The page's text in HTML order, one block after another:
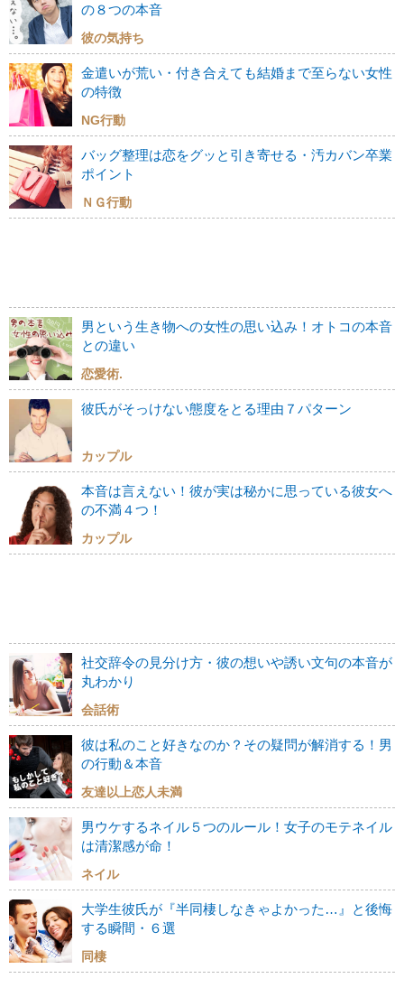
の８つの本音
彼の気持ち
金遣いが荒い・付き合えても結婚まで至らない女性
の特徴
NG行動
バッグ整理は恋をグッと引き寄せる・汚カバン卒業
ポイント
ＮＧ行動
男という生き物への女性の思い込み！オトコの本音
との違い
恋愛術.
彼氏がそっけない態度をとる理由７パターン
カップル
本音は言えない！彼が実は秘かに思っている彼女へ
の不満４つ！
カップル
社交辞令の見分け方・彼の想いや誘い文句の本音が
丸わかり
会話術
彼は私のこと好きなのか？その疑問が解消する！男
の行動＆本音
友達以上恋人未満
男ウケするネイル５つのルール！女子のモテネイル
は清潔感が命！
ネイル
大学生彼氏が『半同棲しなきゃよかった…』と後悔
する瞬間・６選
同棲